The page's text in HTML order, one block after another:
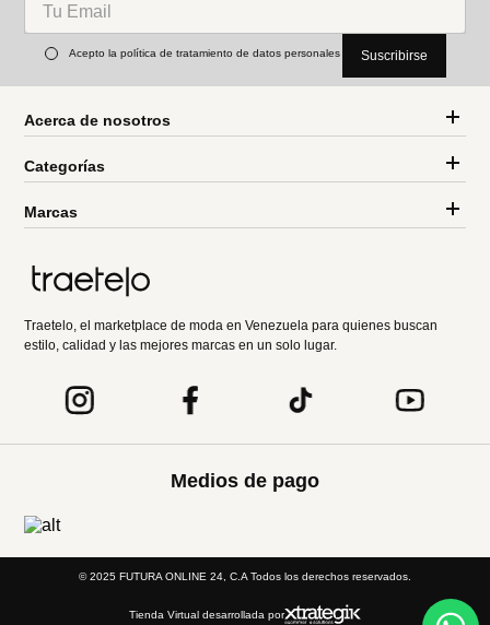
Acepto la política de tratamiento de datos personales Suscribirse
Acerca de nosotros
Categorías
Marcas
Traetelo, el marketplace de moda en Venezuela para quienes buscan
estilo, calidad y las mejores marcas en un solo lugar.
Medios de pago
© 2025 FUTURA ONLINE 24, C.A Todos los derechos reservados.
Tienda Virtual desarrollada por